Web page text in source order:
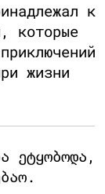
к
которые
жизни
ეტყობოდა,